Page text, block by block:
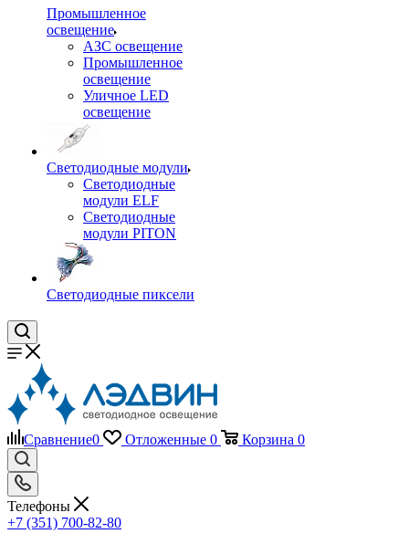
Промышленное
освещение
АЗС освещение
Промышленное
освещение
Уличное LED
освещение
Светодиодные модули
Светодиодные
модули ELF
Светодиодные
модули PITON
Светодиодные пиксели
Сравнение0 Отложенные 0 Корзина 0
Телефоны
+7 (351) 700-82-80